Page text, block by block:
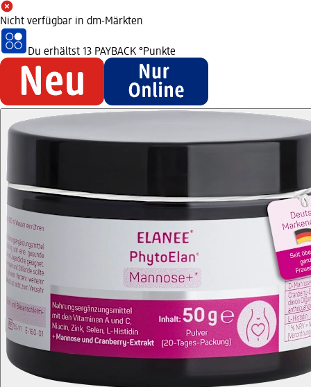
Nicht verfügbar in dm-Märkten
Du erhältst 13 PAYBACK °Punkte